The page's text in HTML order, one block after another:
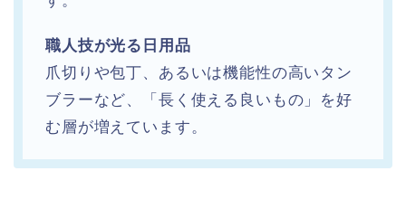
職人技が光る日用品
爪切りや包丁、あるいは機能性の高いタン
ブラーなど、「長く使える良いもの」を好
む層が増えています。